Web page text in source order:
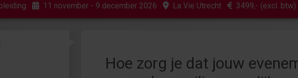
11 november - 9 december 2026 La Vie Utrecht 3499,- (excl. btw)
Hoe zorg je dat jouw